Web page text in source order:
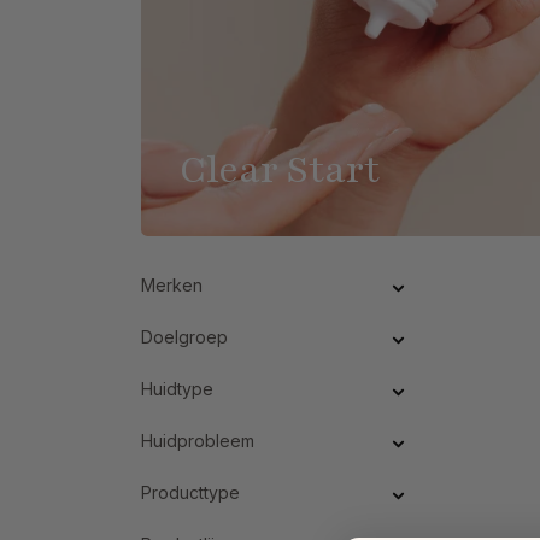
Clear Start
Merken
Doelgroep
Huidtype
Huidprobleem
Producttype